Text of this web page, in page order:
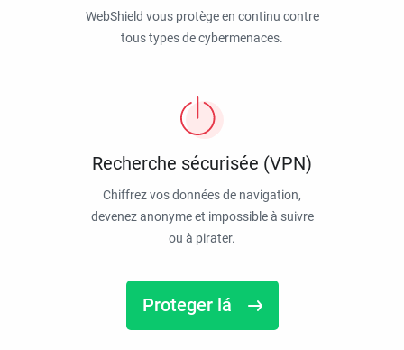
WebShield vous protège en continu contre
tous types de cybermenaces.
Recherche sécurisée (VPN)
Chiffrez vos données de navigation,
devenez anonyme et impossible à suivre
ou à pirater.
Proteger lá